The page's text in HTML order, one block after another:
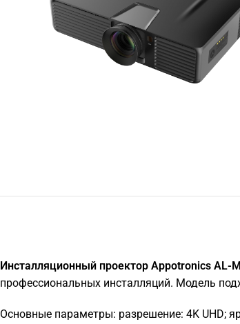
Инсталляционный проектор Appotronics AL-
профессиональных инсталляций. Модель
Основные параметры: разрешение: 4K UHD;